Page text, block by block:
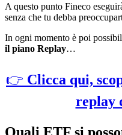
A questo punto Fineco
senza che tu debba
In ogni momento è poi
il piano Replay…
👉 Clicca qui,
replay